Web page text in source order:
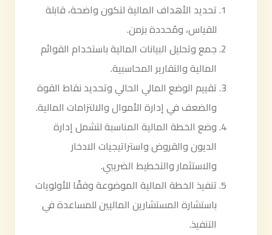
تحديد الأهداف المالية لتكون واضحة، قابلة
للقياس، ومُحددة بزمن.
جمع وتحليل البيانات المالية باستخدام القوائم
المالية والتقارير المحاسبية.
تقييم الوضع المالي الحالي وتحديد نقاط القوة
والضعف في إدارة الأموال والالتزامات المالية.
وضع الخطة المالية المناسبة لتشمل إدارة
الديون والقروض واستراتيجيات الادخار
والاستثمار والتخطيط الضريبي.
تنفيذ الخطة المالية الموضوعة وفقًا للأولويات
باستشارة المستشارين الماليين للمساعدة في
التنفيذ.